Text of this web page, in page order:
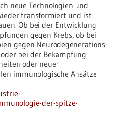
neue Technologien und
transformiert und ist
Ob bei der Entwicklung
gegen Krebs, ob bei
gegen Neurodegenerations-
bei der Bekämpfung
oder neuer
immunologische Ansätze
der-spitze-